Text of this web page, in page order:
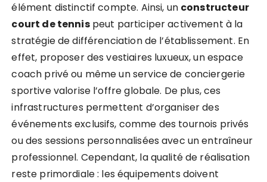
élément distinctif compte. Ainsi, un constructeur
court de tennispeut participer activement à la
stratégie de différenciation de l’établissement. En
effet, proposer des vestiaires luxueux, un espace
coach privé ou même un service de conciergerie
sportive valorise l’offre globale. De plus, ces
infrastructures permettent d’organiser des
événements exclusifs, comme des tournois privés
ou des sessions personnalisées avec un entraîneur
professionnel. Cependant, la qualité de réalisation
reste primordiale : les équipements doivent